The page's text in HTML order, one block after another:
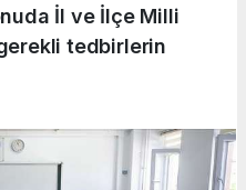
İl ve İlçe Milli
tedbirlerin